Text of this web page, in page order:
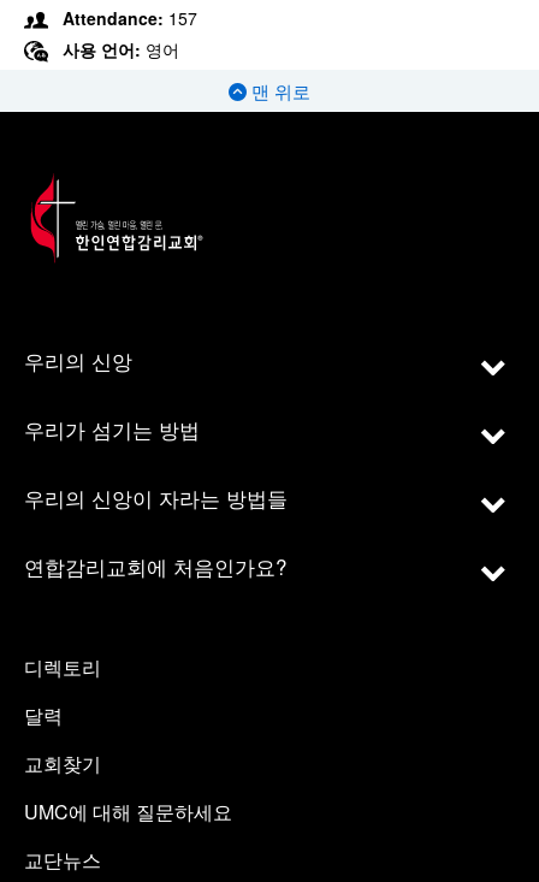
Attendance: 157
사용 언어: 영어
맨 위로
우리의 신앙
우리가 섬기는 방법
우리의 신앙이 자라는 방법들
연합감리교회에 처음인가요?
디렉토리
달력
교회찾기
UMC에 대해 질문하세요
교단뉴스